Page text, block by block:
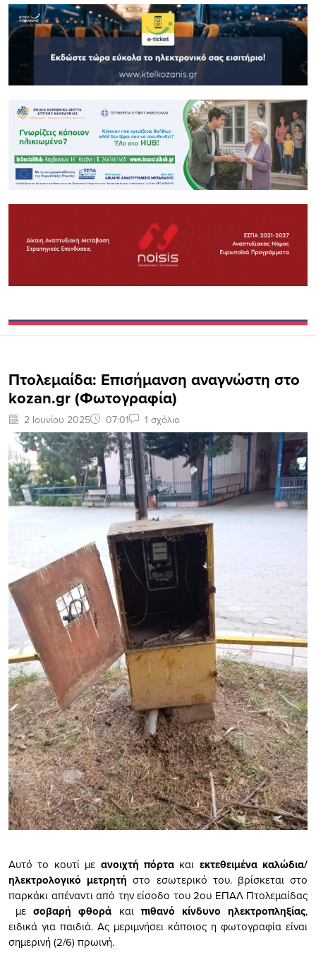
Πτολεμαίδα: Επισήμανση αναγνώστη στο
kozan.gr (Φωτογραφία)
2 Ιουνίου 2025 07:01 1 σχόλιο
Αυτό το κουτί με ανοιχτή πόρτακαι εκτεθειμένα καλώδια/
ηλεκτρολογικό μετρητή στο εσωτερικό του. βρίσκεται στο
παρκάκι απέναντι από την είσοδο του 2ου ΕΠΑΛ Πτολεμαίδας
μεσοβαρή φθορά και πιθανό κίνδυνο ηλεκτροπληξίας,
ειδικά για παιδιά. Ας μεριμνήσει κάποιος η φωτογραφία είναι
σημερινή (2/6) πρωινή.